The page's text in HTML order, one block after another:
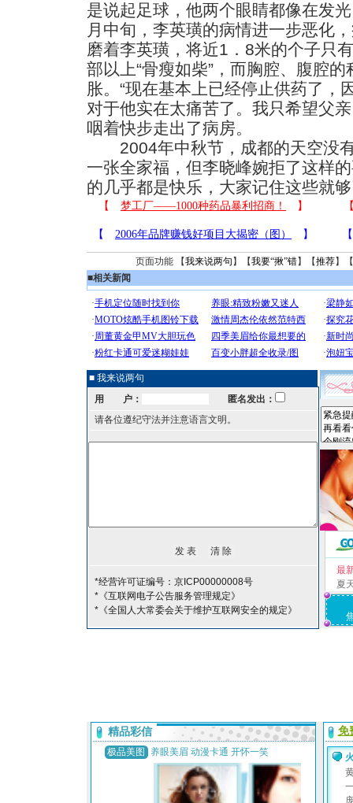
是说起足球，他两个眼睛都像在发
月中旬，李英璜的病情进一步恶化
磨着李英璜，将近1．8米的个子只
部以上“骨瘦如柴”，而胸腔、腹腔
胀。“现在基本上已经停止供药了，
对于他实在太痛苦了。我只希望父
咽着快步走出了病房。
2004年中秋节，成都的天空没有
一张全家福，但李晓峰婉拒了这样
的几乎都是快乐，大家记住这些就
页面功能 【我来说两句 】【我要“揪”错】【推荐】
■相关新闻
■ 我来说两句
用 户：
匿名发出：
请各位遵纪守法并注意语言文明。
*经营许可证编号：京ICP00000008号
*《互联网电子公告服务管理规定》
*《全国人大常委会关于维护互联网安全的规定》
最
夏